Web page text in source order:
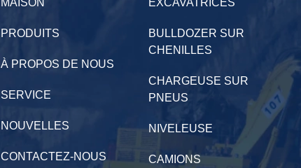
MAISON
PRODUITS
À PROPOS DE NOUS
SERVICE
NOUVELLES
CONTACTEZ-NOUS
EXCAVATRICES
BULLDOZER SUR
CHENILLES
CHARGEUSE SUR
PNEUS
NIVELEUSE
CAMIONS